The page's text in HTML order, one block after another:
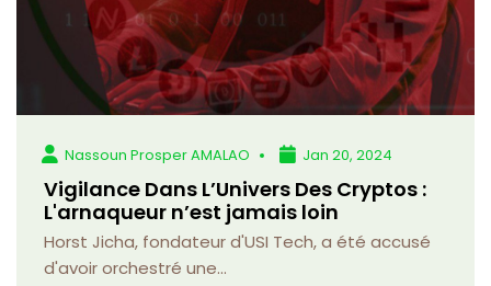
Nassoun Prosper AMALAO Jan 20, 2024
Vigilance Dans L’Univers Des Cryptos :
L'arnaqueur n’est jamais loin
Horst Jicha, fondateur d'USI Tech, a été accusé
d'avoir orchestré une...